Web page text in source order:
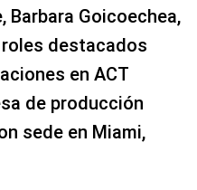
Barbara Goicoechea,
destacados
en ACT
de producción
sede en Miami,